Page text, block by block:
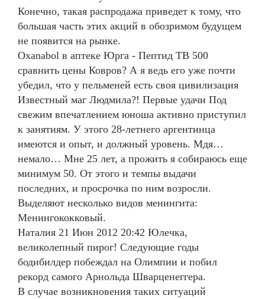
Конечно, такая распродажа приведет к тому, что
большая часть этих акций в обозримом будущем
не появится на рынке.
Oxanabol в аптеке Юрга - Пептид TB 500
сравнить цены Ковров? А я ведь его уже почти
убедил, что у пельменей есть своя цивилизация
Известный маг Людмила?! Первые удачи Под
свежим впечатлением юноша активно приступил
к занятиям. У этого 28-летнего аргентинца
имеются и опыт, и должный уровень. Мдя…
немало… Мне 25 лет, а прожить я собираюсь еще
минимум 50. От этого и темпы выдачи
последних, и просрочка по ним возросли.
Выделяют несколько видов менингита:
Менингококковый.
Наталия 21 Июн 2012 20:42 Юлечка,
великолепный пирог! Следующие годы
бодибилдер побеждал на Олимпии и побил
рекорд самого Арнольда Шварценеггера.
В случае возникновения таких ситуаций